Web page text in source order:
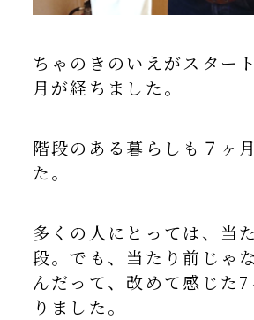
ちゃのきのいえがスター
月が経ちました。
階段のある暮らしも７ヶ
た。
多くの人にとっては、当
段。でも、当たり前じゃ
んだって、改めて感じた
りました。